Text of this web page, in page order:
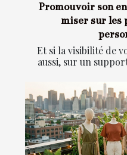
Promouvoir son
miser sur les
Et si la visibilité de
aussi, sur un